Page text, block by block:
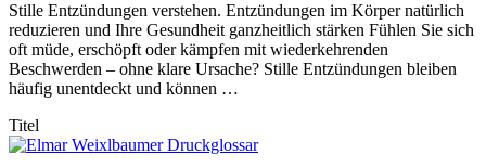
Stille Entzündungen verstehen. Entzündungen im Körper natürlich
reduzieren und Ihre Gesundheit ganzheitlich stärken Fühlen Sie sich
oft müde, erschöpft oder kämpfen mit wiederkehrenden
Beschwerden – ohne klare Ursache? Stille Entzündungen bleiben
häufig unentdeckt und können …
Titel